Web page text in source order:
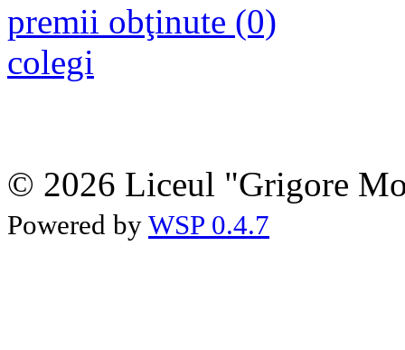
premii obţinute (0)
colegi
© 2026 Liceul "Grigore
Powered by WSP 0.4.7